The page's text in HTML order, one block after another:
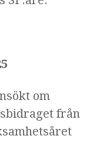
om
från